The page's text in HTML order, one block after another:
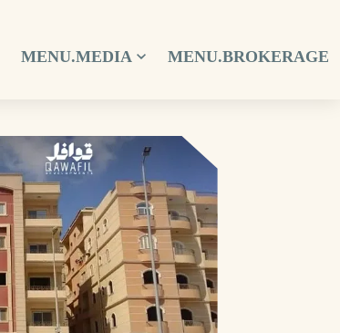
MENU.MEDIA MENU.BROKERAGE